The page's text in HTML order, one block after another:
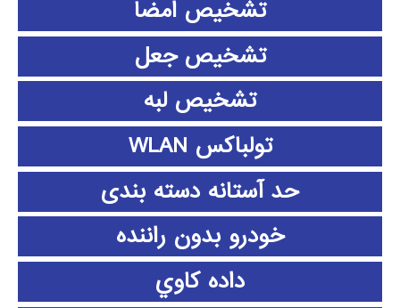
تشخیص امضا
تشخیص جعل
تشخیص لبه
تولباکس WLAN
حد آستانه دسته بندی
خودرو بدون راننده
داده كاوي